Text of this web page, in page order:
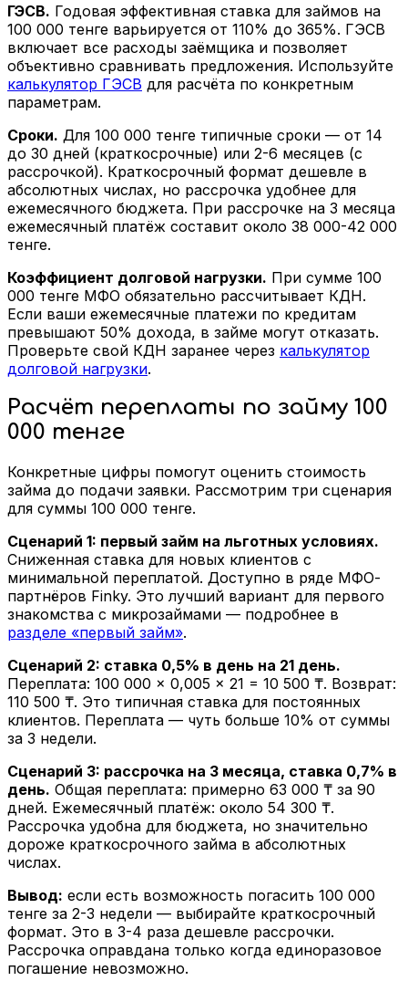
ГЭСВ. Годовая эффективная ставка для займов на
100 000 тенге варьируется от 110% до 365%. ГЭСВ
включает все расходы заёмщика и позволяет
объективно сравнивать предложения. Используйте
калькулятор ГЭСВ для расчёта по конкретным
параметрам.
Сроки. Для 100 000 тенге типичные сроки — от 14
до 30 дней (краткосрочные) или 2-6 месяцев (с
рассрочкой). Краткосрочный формат дешевле в
абсолютных числах, но рассрочка удобнее для
ежемесячного бюджета. При рассрочке на 3 месяца
ежемесячный платёж составит около 38 000-42 000
тенге.
Коэффициент долговой нагрузки. При сумме 100
000 тенге МФО обязательно рассчитывает КДН.
Если ваши ежемесячные платежи по кредитам
превышают 50% дохода, в займе могут отказать.
Проверьте свой КДН заранее через калькулятор
долговой нагрузки.
Расчёт переплаты по займу 100
000 тенге
Конкретные цифры помогут оценить стоимость
займа до подачи заявки. Рассмотрим три сценария
для суммы 100 000 тенге.
Сценарий 1: первый займ на льготных условиях.
Сниженная ставка для новых клиентов с
минимальной переплатой. Доступно в ряде МФО-
партнёров Finky. Это лучший вариант для первого
знакомства с микрозаймами — подробнее в
разделе «первый займ».
Сценарий 2: ставка 0,5% в день на 21 день.
Переплата: 100 000 × 0,005 × 21 = 10 500 ₸. Возврат:
110 500 ₸. Это типичная ставка для постоянных
клиентов. Переплата — чуть больше 10% от суммы
за 3 недели.
Сценарий 3: рассрочка на 3 месяца, ставка 0,7% в
день. Общая переплата: примерно 63 000 ₸ за 90
дней. Ежемесячный платёж: около 54 300 ₸.
Рассрочка удобна для бюджета, но значительно
дороже краткосрочного займа в абсолютных
числах.
Вывод: если есть возможность погасить 100 000
тенге за 2-3 недели — выбирайте краткосрочный
формат. Это в 3-4 раза дешевле рассрочки.
Рассрочка оправдана только когда единоразовое
погашение невозможно.